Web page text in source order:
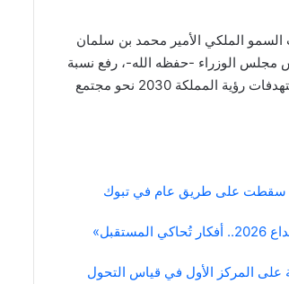
الملكي الأمير محمد بن سلمان
مجلس الوزراء -حفظه الله-، رفع نسبة
التبرع الطوعي إلى 100%، دعمًا لمستهدفات رؤية المملكة 2030 نحو مجتمع
سقطت على طريق عام في تبوك
على المركز الأول في قياس التحول